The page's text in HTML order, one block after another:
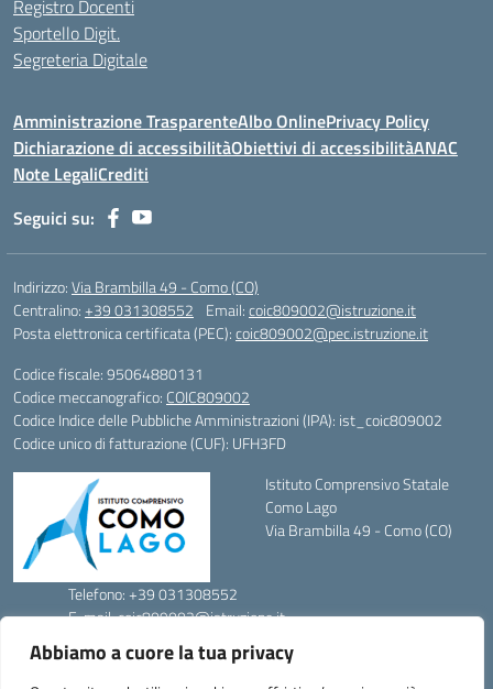
Abbiamo a cuore la tua privacy
Registro Docenti
Sportello Digit.
Segreteria Digitale
Amministrazione TrasparenteAlbo OnlinePrivacy Policy
Dichiarazione di accessibilitàObiettivi di accessibilitàANAC
Note LegaliCrediti
Seguici su:
Indirizzo:Via Brambilla 49 - Como (CO)
Centralino:+39 031308552 Email:coic809002@istruzione.it
Posta elettronica certificata (PEC):coic809002@pec.istruzione.it
Codice fiscale: 95064880131
Codice meccanografico: COIC809002
Codice Indice delle Pubbliche Amministrazioni (IPA): ist_coic809002
Codice unico di fatturazione (CUF): UFH3FD
Istituto Comprensivo Statale
Como Lago
Via Brambilla 49 - Como (CO)
Telefono: +39 031308552
E-mail: coic809002@istruzione.it
PEC: coic809002@pec.istruzione.it
Codice Meccanografico: COIC809002